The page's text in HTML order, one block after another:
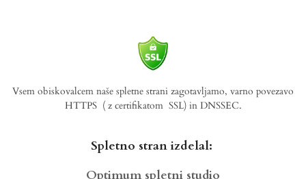
Vsem obiskovalcem naše spletne strani zagotavljamo, varno povezavo
HTTPS ( z certifikatom SSL) in DNSSEC.
Spletno stran izdelal:
Optimum spletni studio